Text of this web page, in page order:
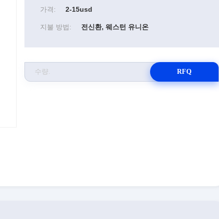
가격: 2-15usd
지불 방법: 전신환, 웨스턴 유니온
RFQ